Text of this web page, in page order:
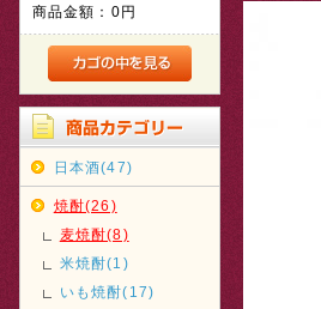
商品金額： 0円
日本酒(47)
焼酎(26)
麦焼酎(8)
米焼酎(1)
いも焼酎(17)